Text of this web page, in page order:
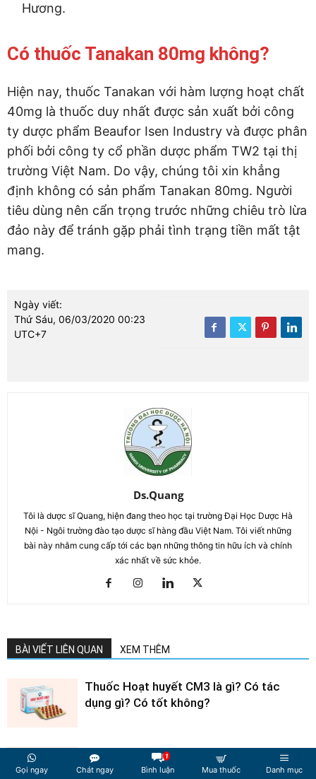
Hương.
Có thuốc Tanakan 80mg không?
Hiện nay, thuốc Tanakan với hàm lượng hoạt chất
40mg là thuốc duy nhất được sản xuất bởi công
ty dược phẩm Beaufor Isen Industry và được phân
phối bởi công ty cổ phần dược phẩm TW2 tại thị
trường Việt Nam. Do vậy, chúng tôi xin khẳng
định không có sản phẩm Tanakan 80mg. Người
tiêu dùng nên cẩn trọng trước những chiêu trò lừa
đảo này để tránh gặp phải tình trạng tiền mất tật
mang.
Ngày viết:
Thứ Sáu, 06/03/2020 00:23
UTC+7
Ds.Quang
Tôi là dược sĩ Quang, hiện đang theo học tại trường Đại Học Dược Hà
Nội - Ngôi trường đào tạo dược sĩ hàng đầu Việt Nam. Tôi viết những
bài này nhằm cung cấp tới các bạn những thông tin hữu ích và chính
xác nhất về sức khỏe.
BÀI VIẾT LIÊN QUAN XEM THÊM
Thuốc Hoạt huyết CM3 là gì? Có tác
dụng gì? Có tốt không?
Thuốc Halozam là gì? Giá bao nhiêu? Có
tác dụng gì?
Gọi ngay Chát ngay
1
Bình luận Mua thuốc Danh mục